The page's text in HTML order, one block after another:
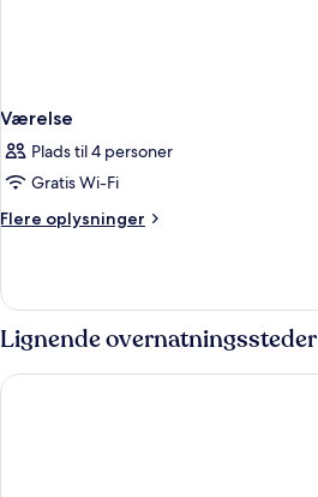
Værelse
Plads til 4 personer
Gratis Wi-Fi
Flere oplysninger
Flere
Lignende overnatningssteder
Seth Hotel Punta Prima